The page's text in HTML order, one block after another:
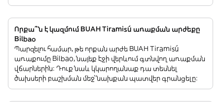
Որքա՞ն է կազմում BUAH Tiramisú առաքման արժեքը
Bilbao
Պարզելու համար, թե որքան արժե BUAH Tiramisú
առաքումը Bilbao, նայեք էջի վերևում գտնվող առաքման
վճարներին: Դուք նաև կկարողանաք դա տեսնել
ծախսերի բաշխման մեջ՝ նախքան պատվեր գրանցելը: